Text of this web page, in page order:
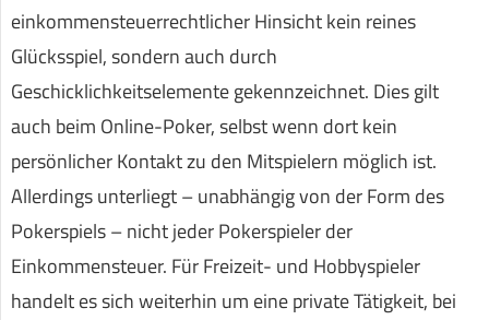
einkommensteuerrechtlicher Hinsicht kein reines
Glücksspiel, sondern auch durch
Geschicklichkeitselemente gekennzeichnet. Dies gilt
auch beim Online-Poker, selbst wenn dort kein
persönlicher Kontakt zu den Mitspielern möglich ist.
Allerdings unterliegt – unabhängig von der Form des
Pokerspiels – nicht jeder Pokerspieler der
Einkommensteuer. Für Freizeit- und Hobbyspieler
handelt es sich weiterhin um eine private Tätigkeit, bei